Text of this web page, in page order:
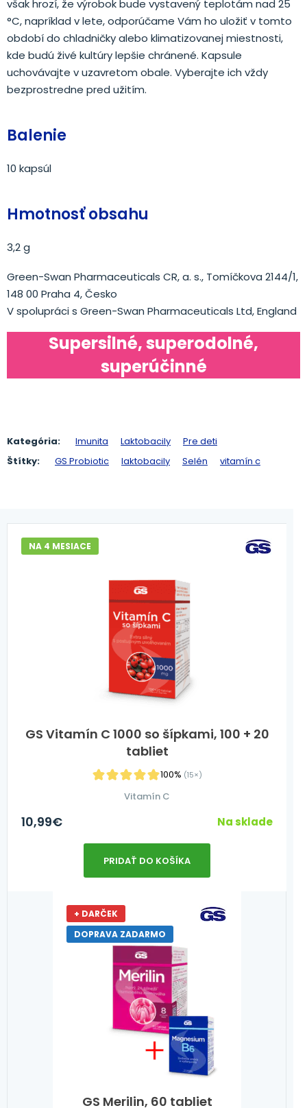
však hrozí, že výrobok bude vystavený teplotám nad 25
°C, napríklad v lete, odporúčame Vám ho uložiť v tomto
období do chladničky alebo klimatizovanej miestnosti,
kde budú živé kultúry lepšie chránené. Kapsule
uchovávajte v uzavretom obale. Vyberajte ich vždy
bezprostredne pred užitím.
Balenie
10 kapsúl
Hmotnosť obsahu
3,2 g
Green-Swan Pharmaceuticals CR, a. s., Tomíčkova 2144/1,
148 00 Praha 4, Česko
V spolupráci s Green-Swan Pharmaceuticals Ltd, England
Supersilné, superodolné,
superúčinné
Kategória: Imunita Laktobacily
Pre deti
Štítky:
GS Probiotic laktobacily Selén vitamín c
GS Vitamín C 1000 so šípkami, 100 + 20
tabliet
100% (15×)
NA 4 MESIACE
Vitamín C
10,99€ Na sklade
PRIDAŤ DO KOŠÍKA
GS Merilin, 60 tabliet
+ DARČEK
DOPRAVA ZADARMO